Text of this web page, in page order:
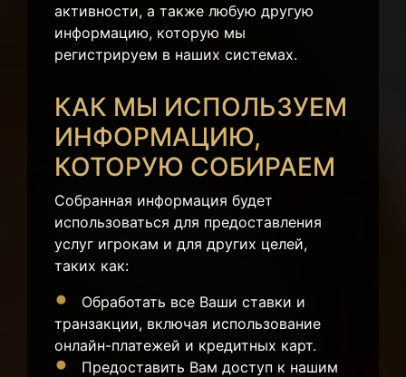
активности, а также любую другую
информацию, которую мы
регистрируем в наших системах.
КАК МЫ ИСПОЛЬЗУЕМ
ИНФОРМАЦИЮ,
КОТОРУЮ СОБИРАЕМ
Собранная информация будет
использоваться для предоставления
услуг игрокам и для других целей,
таких как:
Обработать все Ваши ставки и
транзакции, включая использование
онлайн-платежей и кредитных карт.
Предоставить Вам доступ к нашим